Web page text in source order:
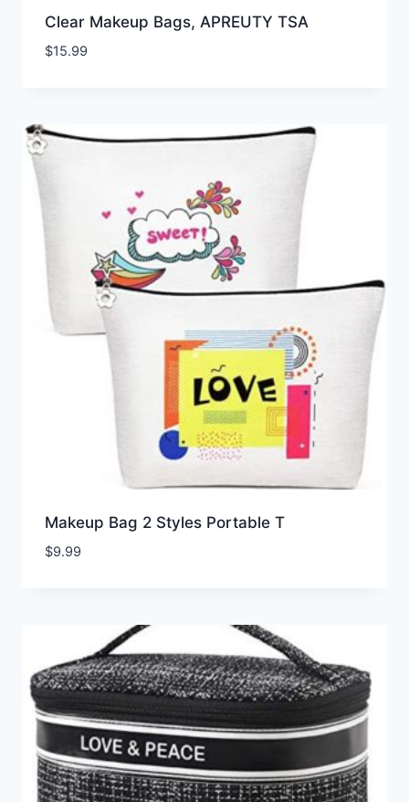
Clear Makeup Bags, APREUTY TSA
$15.99
Makeup Bag 2 Styles Portable T
$9.99